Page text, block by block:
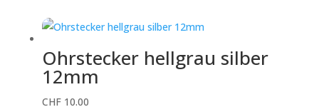
Ohrstecker hellgrau silber
12mm
CHF10.00